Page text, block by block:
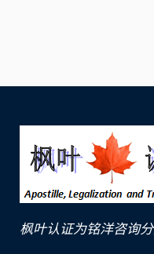
枫叶认证为铭洋咨询